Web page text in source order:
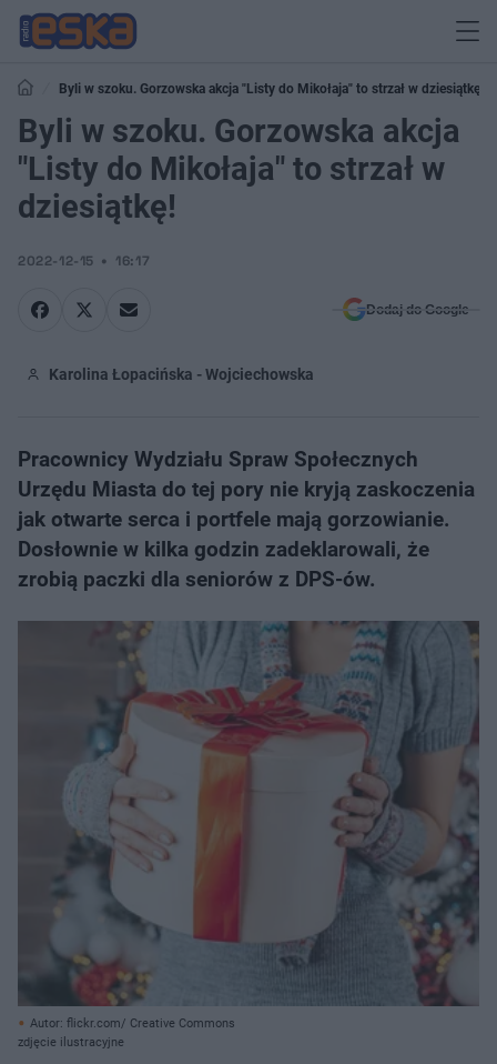
Byli w szoku. Gorzowska akcja "Listy do Mikołaja" to strzał w dziesiątkę!
Byli w szoku. Gorzowska akcja
"Listy do Mikołaja" to strzał w
dziesiątkę!
2022-12-15 16:17
Dodaj do Google
Karolina Łopacińska - Wojciechowska
Pracownicy Wydziału Spraw Społecznych
Urzędu Miasta do tej pory nie kryją zaskoczenia
jak otwarte serca i portfele mają gorzowianie.
Dosłownie w kilka godzin zadeklarowali, że
zrobią paczki dla seniorów z DPS-ów.
Autor: flickr.com/ Creative Commons
zdjęcie ilustracyjne